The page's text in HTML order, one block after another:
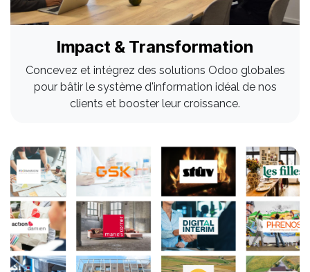
Impact & Transformation
Concevez et intégrez des solutions Odoo globales
pour bâtir le système d'information idéal de nos
clients et booster leur croissance.